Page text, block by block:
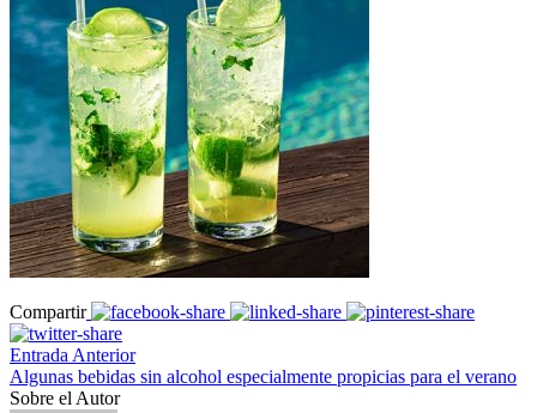
Compartir
Entrada Anterior
Algunas bebidas sin alcohol especialmente propicias para el verano
Sobre el Autor